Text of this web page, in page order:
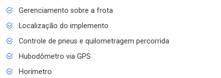
Gerenciamento sobre a frota
Localização do implemento
Controle de pneus e quilometragem percorrida
Hubodômetro via GPS
Horímetro